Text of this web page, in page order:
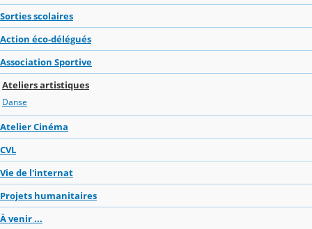
Sorties scolaires
Action éco-délégués
Association Sportive
Ateliers artistiques
Danse
Atelier Cinéma
CVL
Vie de l'internat
Projets humanitaires
À venir ...